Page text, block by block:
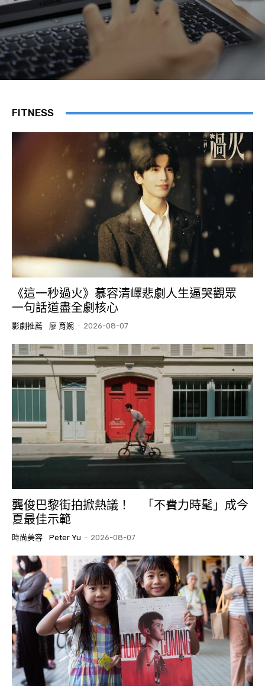
FITNESS
《這一秒過火》慕容清嶧悲劇人生逼哭觀眾
一句話道盡全劇核心
影劇推薦 廖 育婉 - 2026-08-07
龔俊巴黎街拍掀熱議！ 「不費力時髦」成今
夏最佳示範
時尚美容 Peter Yu - 2026-08-07